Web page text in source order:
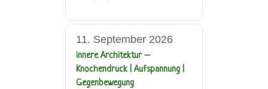
11. September 2026
innere Architektur –
Knochendruck | Aufspannung |
Gegenbewegung